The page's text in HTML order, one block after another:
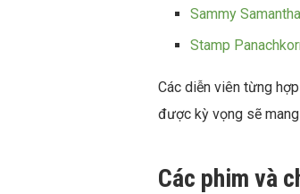
Sammy
Stamp
Các diễn viên từng
được kỳ vọng sẽ
Các phim và